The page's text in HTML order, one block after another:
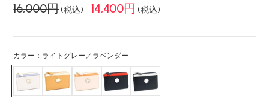
16,000円(税込) 14,400円 (税込)
カラー：ライトグレー／ラベンダー